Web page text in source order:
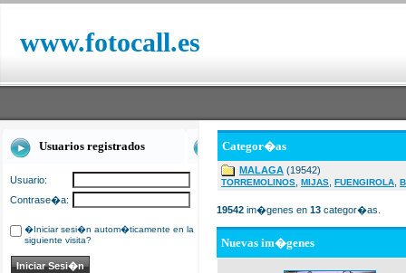
www.fotocall.es
Usuarios registrados
Usuario:
Contrase�a:
�Iniciar sesi�n autom�ticamente en la
siguiente visita?
Categor�as
MALAGA (19542)
TORREMOLINOS MIJAS FUENGIROLA
19542 im�genes en 13 categor�as.
Nuevas im�genes